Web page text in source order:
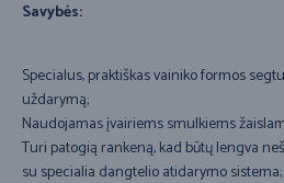
Savybės:
Specialus, praktiškas vainiko formos
uždarymą;
Naudojamas įvairiems smulkiems
Turi patogią rankeną, kad būtų lengva
su specialia dangtelio atidarymo sistema;